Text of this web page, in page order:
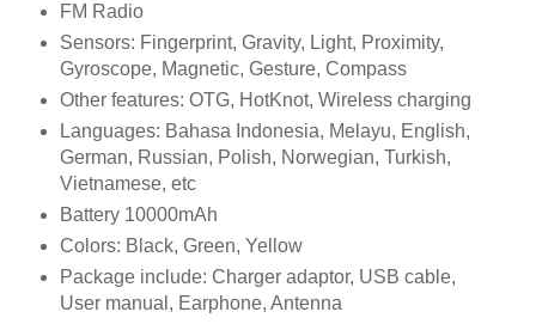
FM Radio
Sensors: Fingerprint, Gravity, Light, Proximity,
Gyroscope, Magnetic, Gesture, Compass
Other features: OTG, HotKnot, Wireless charging
Languages: Bahasa Indonesia, Melayu, English,
German, Russian, Polish, Norwegian, Turkish,
Vietnamese, etc
Battery 10000mAh
Colors: Black, Green, Yellow
Package include: Charger adaptor, USB cable,
User manual, Earphone, Antenna